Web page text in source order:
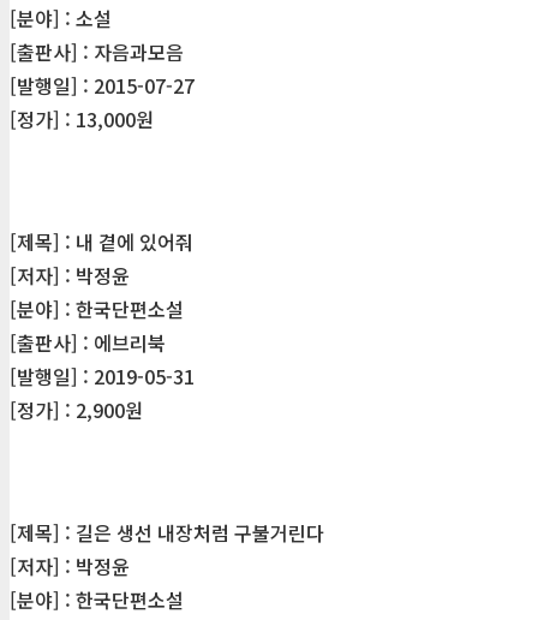
[분야] : 소설
[출판사] : 자음과모음
[발행일] : 2015-07-27
[정가] : 13,000원
[제목] : 내 곁에 있어줘
[저자] : 박정윤
[분야] : 한국단편소설
[출판사] : 에브리북
[발행일] : 2019-05-31
[정가] : 2,900원
[제목] : 길은 생선 내장처럼 구불거린다
[저자] : 박정윤
[분야] : 한국단편소설